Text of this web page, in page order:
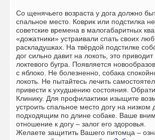
Со щенячьего возраста у дога должно
спальное место. Коврик или подстилка
советские времена в малогабаритных
«дожатники» устраивали спать своих
раскладушках. На твёрдой подстилке
дог сильно давит на локоть, это приводит
локтевого бугра. Появляется
с яблоко. Не болезненно, собака
локоть. Не пытайтесь лечить
привести к ухудшению состояния.
Клинику. Для профилактики изыщите
устроить спальное место догу на низком
подходящим по длине собаке. Ваше
отношение к догу – залог его здоровья.
Желаете защитить Вашего питомца –